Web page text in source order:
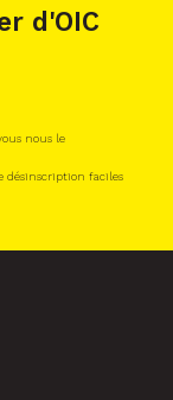
d'OIC
nous le
désinscription faciles